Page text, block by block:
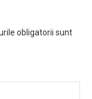
obligatorii sunt